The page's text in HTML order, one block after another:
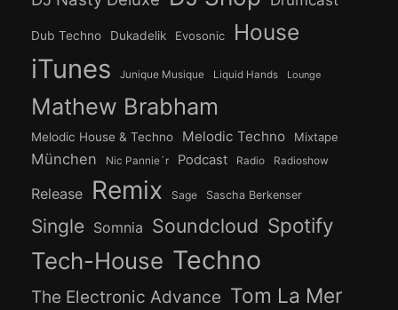
Dub Techno Dukadelik Evosonic House
iTunes Junique Musique Liquid Hands Lounge
Mathew Brabham
Melodic House & Techno Melodic Techno Mixtape
München Nic Pannie´r Podcast Radio Radioshow
Release Remix Sage Sascha Berkenser
Single Somnia Soundcloud Spotify
Tech-House Techno
The Electronic Advance Tom La Mer